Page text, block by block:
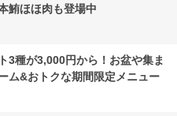
鮪ほほ肉も登場中
3種が3,000円から！お盆や集ま
ム&おトクな期間限定メニュー